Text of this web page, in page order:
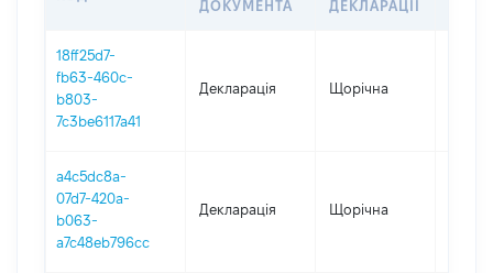
ДОКУМЕНТА
ДЕКЛАРАЦІЇ
18ff25d7-
fb63-460c-
b803-
7c3be6117a41
Декларація Щорічна
a4c5dc8a-
07d7-420a-
b063-
a7c48eb796cc
Декларація Щорічна